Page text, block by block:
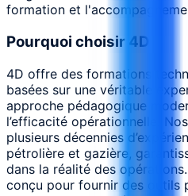
formation et
Pourquoi choisir 4D
4D offre des formations
basées sur une véritable
approche pédagogique
l’efficacité opérationnelle.
plusieurs décennies
pétrolière et gazière,
dans la réalité des
conçu pour fournir des outils